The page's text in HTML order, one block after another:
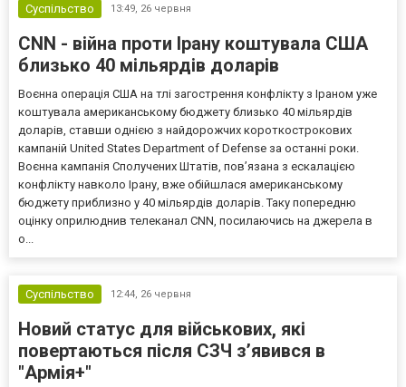
Суспільство 13:49, 26 червня
CNN - війна проти Ірану коштувала США
близько 40 мільярдів доларів
Воєнна операція США на тлі загострення конфлікту з Іраном уже
коштувала американському бюджету близько 40 мільярдів
доларів, ставши однією з найдорожчих короткострокових
кампаній United States Department of Defense за останні роки.
Воєнна кампанія Сполучених Штатів, пов’язана з ескалацією
конфлікту навколо Ірану, вже обійшлася американському
бюджету приблизно у 40 мільярдів доларів. Таку попередню
оцінку оприлюднив телеканал CNN, посилаючись на джерела в
о...
Суспільство 12:44, 26 червня
Новий статус для військових, які
повертаються після СЗЧ з’явився в
"Армія+"